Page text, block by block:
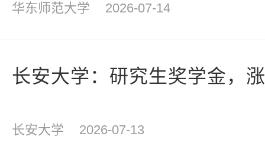
华东师范大学 2026-07-14
长安大学：研究生奖学金，
长安大学 2026-07-13